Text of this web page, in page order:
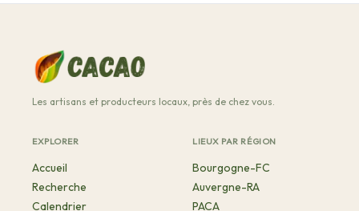
Les artisans et producteurs locaux, près de chez vous.
EXPLORER
Accueil
Recherche
Calendrier
LIEUX PAR RÉGION
Bourgogne-FC
Auvergne-RA
PACA